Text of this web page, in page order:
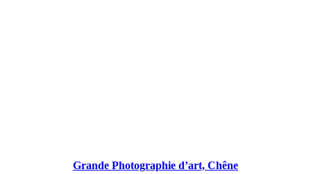
Grande Photographie d’art, Chêne